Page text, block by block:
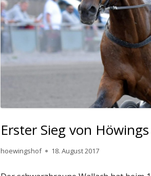
Erster Sieg von
Autor
hoewingshof
Veröffentlicht
18. August 2017